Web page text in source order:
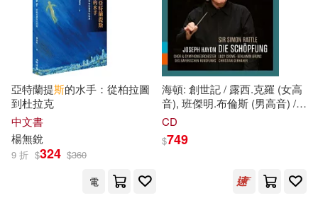
亞特蘭提斯的水手：從柏拉圖
到杜拉克
中文書
楊無銳
9 折 $324 $360
電
海頓: 創世記 / 露西.克羅 (女高
音), 班傑明.布倫斯 (男高音) /
克里斯蒂安.
播交響樂團 / 巴伐利亞廣播合
Schöpfung (The Creation) /
Lucy Crowe (soprano),
CD
$749